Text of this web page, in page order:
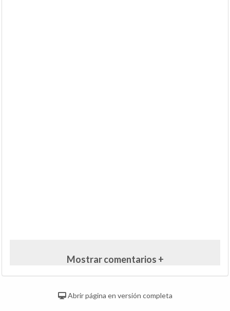
Mostrar comentarios +
Abrir página en versión completa